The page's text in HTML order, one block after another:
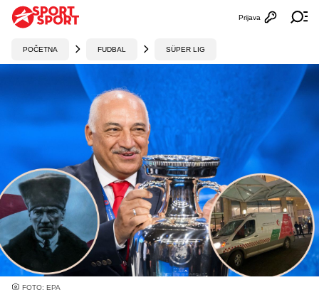
Otvori
Prijava
POČETNA FUDBAL SÜPER LIG
FOTO: EPA